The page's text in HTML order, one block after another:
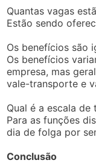
Quantas vagas
Estão sendo
Os benefícios são
Os benefícios
empresa, mas
vale-transporte e
Qual é a escala
Para as funções
dia de folga por
Conclusão